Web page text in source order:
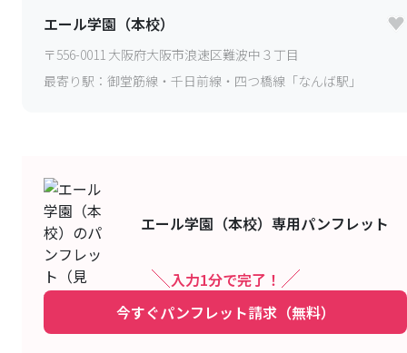
エール学園（本校）
〒556-0011 大阪府大阪市浪速区難波中３丁目
最寄り駅： 御堂筋線・千日前線・四つ橋線「なんば駅」
エール学園（本校） 専用パンフレット
入力1分で完了！
今すぐパンフレット請求（無料）